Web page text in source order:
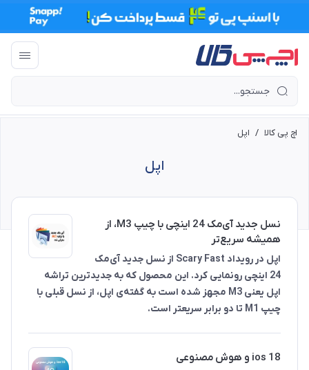
اچ پی کالا / اپل
اپل
نسل جدید آی‌مک 24 اینچی با چیپ M3، از
همیشه سریع‌تر
اپل در رویداد Scary Fast از نسل جدید آی‌مک
24 اینچی رونمایی کرد. این محصول که به جدیدترین تراشه
اپل یعنی M3 مجهز شده است به گفته‌ی اپل، از نسل قبلی با
چیپ M1 تا دو برابر سریعتر است.
ios 18 و هوش مصنوعی